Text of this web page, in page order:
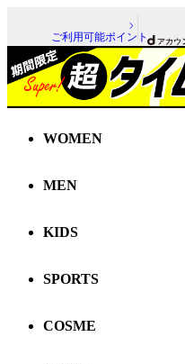
ご利用可能ポイント
WOMEN
MEN
KIDS
SPORTS
COSME